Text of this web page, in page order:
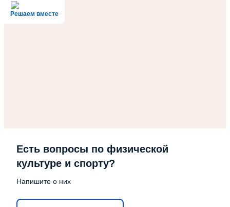
Решаем вместе
Есть вопросы по физической
культуре и спорту?
Напишите о них